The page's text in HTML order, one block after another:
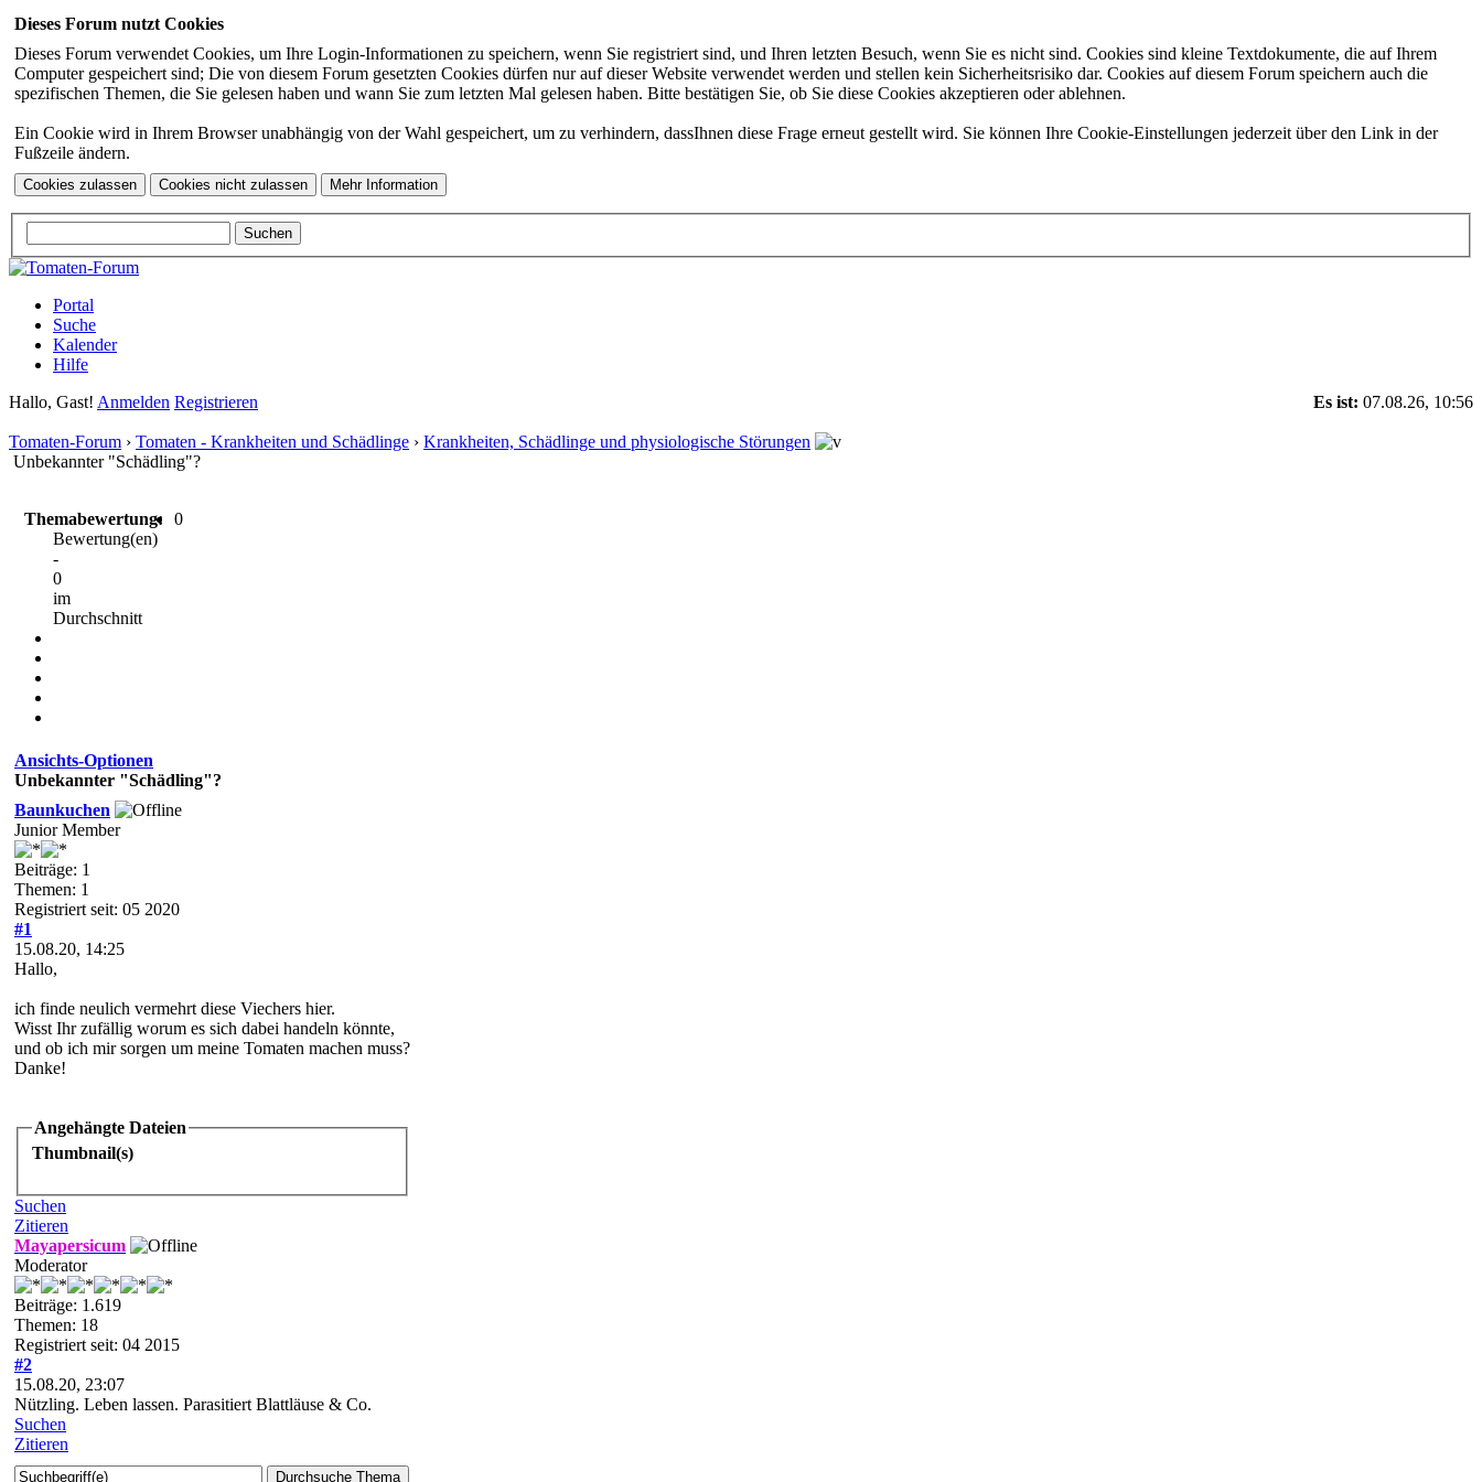
Dieses Forum nutzt Cookies
Dieses Forum verwendet Cookies, um Ihre Login-Informationen zu speichern, wenn Sie registriert sind, und Ihren letzten Besuch, wenn Sie es nicht sind. Cookies sind kleine Textdokumente, die auf Ihrem
Computer gespeichert sind; Die von diesem Forum gesetzten Cookies dürfen nur auf dieser Website verwendet werden und stellen kein Sicherheitsrisiko dar. Cookies auf diesem Forum speichern auch die
spezifischen Themen, die Sie gelesen haben und wann Sie zum letzten Mal gelesen haben. Bitte bestätigen Sie, ob Sie diese Cookies akzeptieren oder ablehnen.
Ein Cookie wird in Ihrem Browser unabhängig von der Wahl gespeichert, um zu verhindern, dassIhnen diese Frage erneut gestellt wird. Sie können Ihre Cookie-Einstellungen jederzeit über den Link in der
Fußzeile ändern.
Portal
Suche
Kalender
Hilfe
Es ist: 07.08.26, 10:56
Hallo, Gast! Anmelden Registrieren
Tomaten-Forum › Tomaten - Krankheiten und Schädlinge › Krankheiten, Schädlinge und physiologische Störungen
Unbekannter "Schädling"?
Themabewertung:
0
Bewertung(en)
-
0
im
Durchschnitt
Ansichts-Optionen
Unbekannter "Schädling"?
Baunkuchen
Junior Member
Beiträge: 1
Themen: 1
Registriert seit: 05 2020
#1
15.08.20, 14:25
Hallo,
ich finde neulich vermehrt diese Viechers hier.
Wisst Ihr zufällig worum es sich dabei handeln könnte,
und ob ich mir sorgen um meine Tomaten machen muss?
Danke!
Angehängte Dateien
Thumbnail(s)
Suchen
Zitieren
Mayapersicum
Moderator
Beiträge: 1.619
Themen: 18
Registriert seit: 04 2015
#2
15.08.20, 23:07
Nützling. Leben lassen. Parasitiert Blattläuse & Co.
Suchen
Zitieren